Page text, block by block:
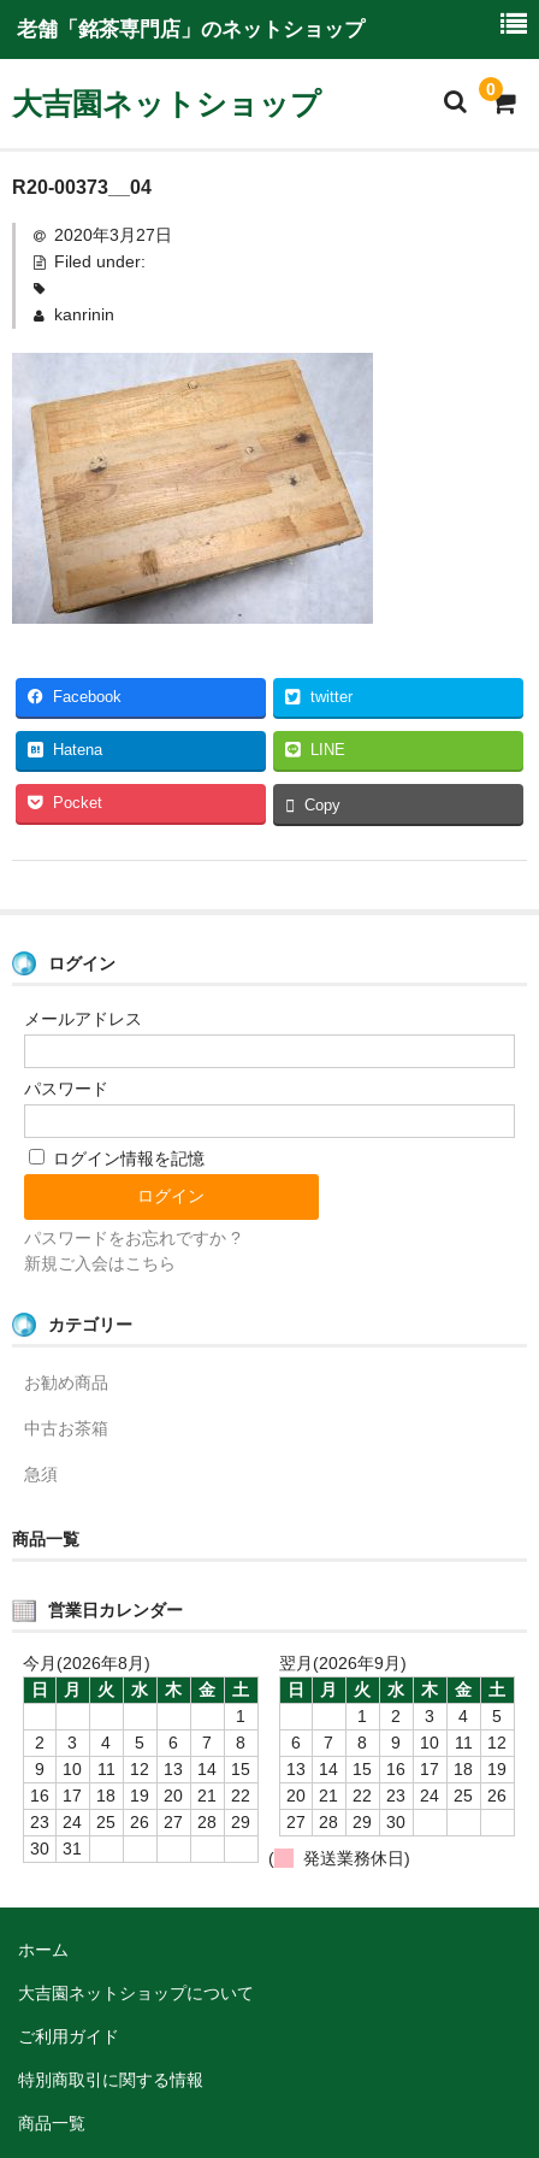
老舗「銘茶専門店」のネットショップ
大吉園ネットショップ 0
ホーム
大吉園ネットショップについて
ご利用ガイド
R20-00373__04
2020年3月27日
Filed under:
kanrinin
Facebook twitter
Hatena LINE
Pocket Copy
ログイン
メールアドレス
パスワード
ログイン情報を記憶
パスワードをお忘れですか ?
新規ご入会はこちら
カテゴリー
お勧め商品
中古お茶箱
急須
商品一覧
営業日カレンダー
今月(2026年8月)
日
月 火 水 木 金
土
1
2
3 4 5 6 7
8
9
10 11 12 13 14
15
16
17 18 19 20 21
22
23
24 25 26 27 28
29
30
31
翌月(2026年9月)
日
月 火 水 木 金
土
1
2 3 4
5
6
7 8 9 10 11
12
13
14 15 16 17 18
19
20
21 22 23 24 25
26
27
28 29
30
(
発送業務休日)
ホーム
大吉園ネットショップについて
ご利用ガイド
特別商取引に関する情報
商品一覧